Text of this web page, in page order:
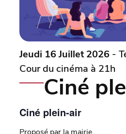
Jeudi 16 Juillet 2026 -
Cour du cinéma à 21h
Ciné
Ciné plein-air